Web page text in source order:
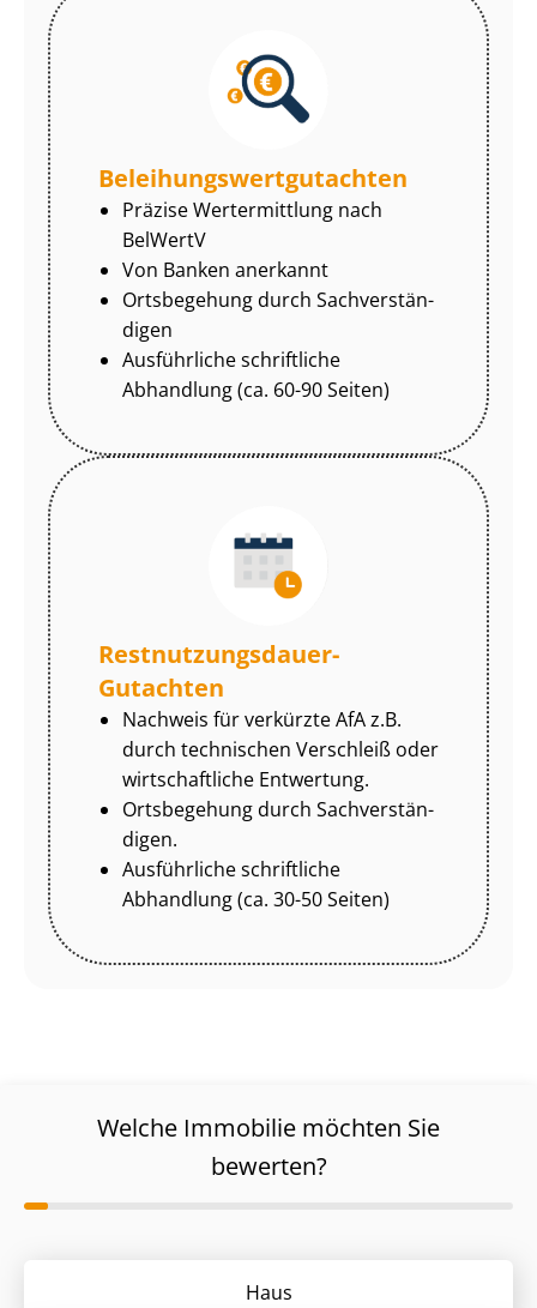
Be­lei­hungs­wert­gut­ach­ten
Präzise Wertermittlung nach
BelWertV
Von Banken anerkannt
Ortsbegehung durch Sach­ver­stän­
di­gen
Ausführliche schriftliche
Abhandlung (ca. 60-90 Seiten)
Rest­nut­zungs­dau­er-
Gutachten
Nachweis für verkürzte AfA z.B.
durch technischen Verschleiß oder
wirtschaftliche Entwertung.
Ortsbegehung durch Sach­ver­stän­
di­gen.
Ausführliche schriftliche
Abhandlung (ca. 30-50 Seiten)
Welche Immobilie möchten Sie
bewerten?
Haus